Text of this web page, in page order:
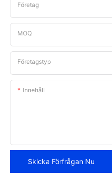
Företag
MOQ
Företagstyp
Innehåll
Skicka Förfrågan Nu